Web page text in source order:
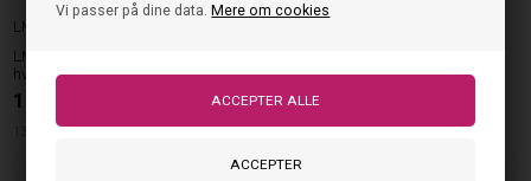
Vi passer på dine data.Mere om cookies
LMTD
LMTD Fagen Bluse – Enkel og cool
hverdagsbluse til teens i sort
149,95
134/140cm 170/176cm
Ensign Blue
299,00
128cm 140cm 176cm